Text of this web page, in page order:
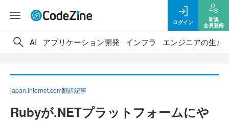
ログイン
新規
会員登録
AI アプリケーション開発 インフラ エンジニアの生き
japan.internet.com翻訳記事
Rubyが.NETプラットフォームにや